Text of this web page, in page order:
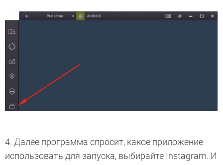
4. Далее программа спросит, какое приложение
использовать для запуска, выбирайте Instagram. И